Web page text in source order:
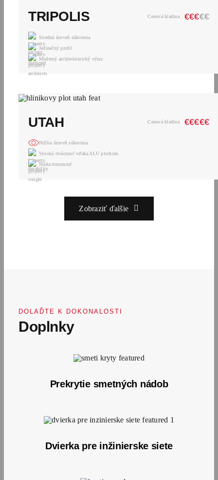
TRIPOLIS Cenová hladina €€€€€
Stredná úroveň súkromia
Jedinečný profil
Moderný architektonický výraz
UTAH Cenová hladina €€€€€
Nižšia úroveň súkromia
Vysoká trvácnosť vďaka ALU plechom
Nízka hmotnosť
Zobraziť ďalšie
DOLAĎTE K DOKONALOSTI
Doplnky
Prekrytie smetných nádob
Dvierka pre inžinierske siete